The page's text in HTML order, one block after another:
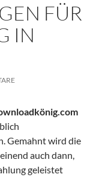
FÜR
IN
Gemahnt wird die
auch dann,
geleistet